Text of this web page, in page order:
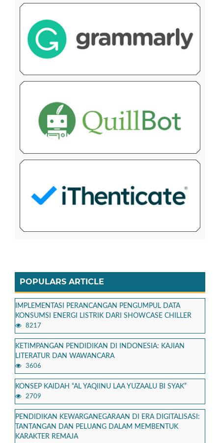
POPULARS ARTICLE
IMPLEMENTASI PERANCANGAN PENGUMPUL DATA
KONSUMSI ENERGI LISTRIK DARI SHOWCASE CHILLER
8217
KETIMPANGAN PENDIDIKAN DI INDONESIA: KAJIAN
LITERATUR DAN WAWANCARA
3606
KONSEP KAIDAH “AL YAQIINU LAA YUZAALU BI SYAK”
2709
PENDIDIKAN KEWARGANEGARAAN DI ERA DIGITALISASI:
TANTANGAN DAN PELUANG DALAM MEMBENTUK
KARAKTER REMAJA